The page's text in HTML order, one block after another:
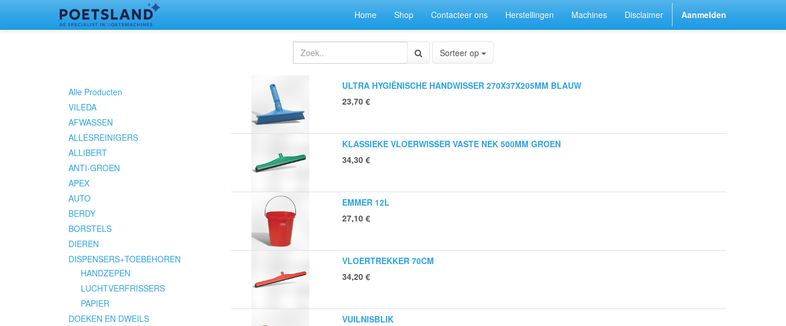
Home Shop Contacteer ons Herstellingen Machines Disclaimer Aanmelden
Sorteer op
Alle Producten
VILEDA
AFWASSEN
ALLESREINIGERS
ALLIBERT
ANTI-GROEN
APEX
AUTO
BERDY
BORSTELS
DIEREN
DISPENSERS+TOEBEHOREN
HANDZEPEN
LUCHTVERFRISSERS
PAPIER
DOEKEN EN DWEILS
ULTRA HYGIËNISCHE HANDWISSER 270X37X205MM BLAUW
23,70€
KLASSIEKE VLOERWISSER VASTE NEK 500MM GROEN
34,30€
EMMER 12L
27,10€
VLOERTREKKER 70CM
34,20€
VUILNISBLIK